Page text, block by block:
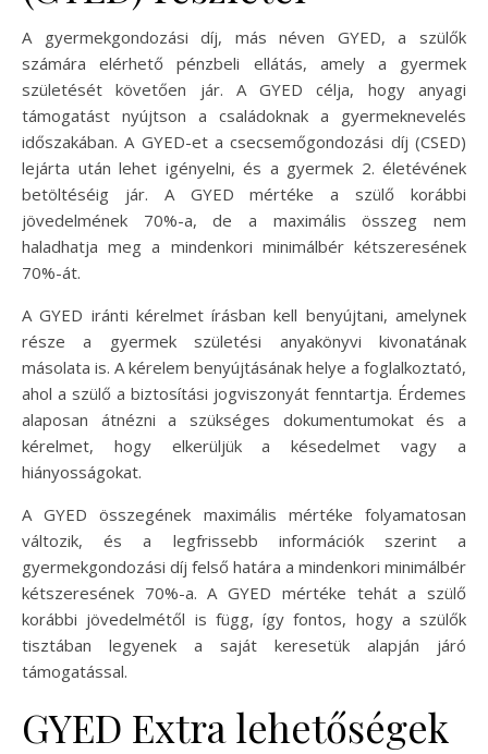
A gyermekgondozási díj, más néven GYED, a szülők
számára elérhető pénzbeli ellátás, amely a gyermek
születését követően jár. A GYED célja, hogy anyagi
támogatást nyújtson a családoknak a gyermeknevelés
időszakában. A GYED-et a csecsemőgondozási díj (CSED)
lejárta után lehet igényelni, és a gyermek 2. életévének
betöltéséig jár. A GYED mértéke a szülő korábbi
jövedelmének 70%-a, de a maximális összeg nem
haladhatja meg a mindenkori minimálbér kétszeresének
70%-át.
A GYED iránti kérelmet írásban kell benyújtani, amelynek
része a gyermek születési anyakönyvi kivonatának
másolata is. A kérelem benyújtásának helye a foglalkoztató,
ahol a szülő a biztosítási jogviszonyát fenntartja. Érdemes
alaposan átnézni a szükséges dokumentumokat és a
kérelmet, hogy elkerüljük a késedelmet vagy a
hiányosságokat.
A GYED összegének maximális mértéke folyamatosan
változik, és a legfrissebb információk szerint a
gyermekgondozási díj felső határa a mindenkori minimálbér
kétszeresének 70%-a. A GYED mértéke tehát a szülő
korábbi jövedelmétől is függ, így fontos, hogy a szülők
tisztában legyenek a saját keresetük alapján járó
támogatással.
GYED Extra lehetőségek